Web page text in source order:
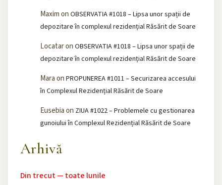
Maximon OBSERVATIA #1018 – Lipsa unor spații de
depozitare în complexul rezidențial Răsărit de Soare
Locataron OBSERVATIA #1018 – Lipsa unor spații de
depozitare în complexul rezidențial Răsărit de Soare
Maraon PROPUNEREA #1011 – Securizarea accesului
în Complexul Rezidențial Răsărit de Soare
Eusebiaon ZIUA #1022 – Problemele cu gestionarea
gunoiului în Complexul Rezidențial Răsărit de Soare
Arhivă
Din trecut — toate lunile